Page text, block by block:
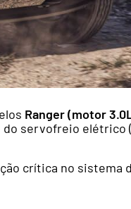
Ranger (motor
servofreio elétrico
crítica no sistema